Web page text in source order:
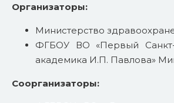
Организаторы:
Министерство
ФГБОУ ВО «Первый Санкт-
академика И.П. Павлова»
Соорганизаторы: